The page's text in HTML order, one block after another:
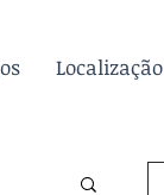
Localização